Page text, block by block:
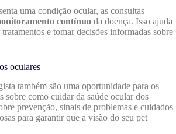
uma condição ocular, as consultas
contínuo da doença. Isso ajuda
e tomar decisões informadas sobre
oculares
também são uma oportunidade para os
sobre como cuidar da saúde ocular dos
prevenção, sinais de problemas e cuidados
para garantir que a visão do seu pet